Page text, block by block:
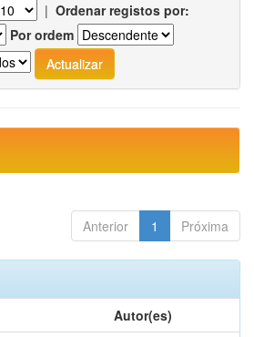
| Ordenar registos por:
Por ordem
Anterior 1 Próxima
Autor(es)